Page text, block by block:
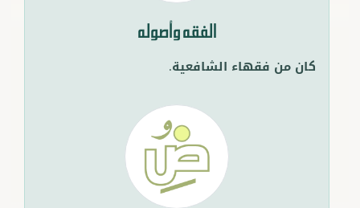
الفقه وأصوله
كان من فقهاء الشافعية.